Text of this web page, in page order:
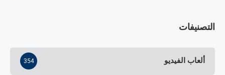
التصنيفات
ألعاب الفيديو 354